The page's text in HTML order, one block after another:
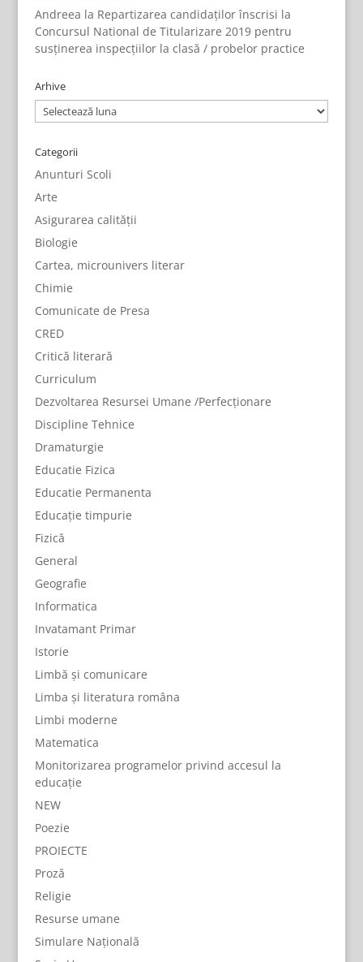
Andreea la Repartizarea candidaților înscrisi la
Concursul National de Titularizare 2019 pentru
susținerea inspecțiilor la clasă / probelor practice
Arhive
Arhive
Categorii
Anunturi Scoli
Arte
Asigurarea calității
Biologie
Cartea, microunivers literar
Chimie
Comunicate de Presa
CRED
Critică literară
Curriculum
Dezvoltarea Resursei Umane /Perfecționare
Discipline Tehnice
Dramaturgie
Educatie Fizica
Educatie Permanenta
Educație timpurie
Fizică
General
Geografie
Informatica
Invatamant Primar
Istorie
Limbă și comunicare
Limba și literatura româna
Limbi moderne
Matematica
Monitorizarea programelor privind accesul la
educație
NEW
Poezie
PROIECTE
Proză
Religie
Resurse umane
Simulare Națională